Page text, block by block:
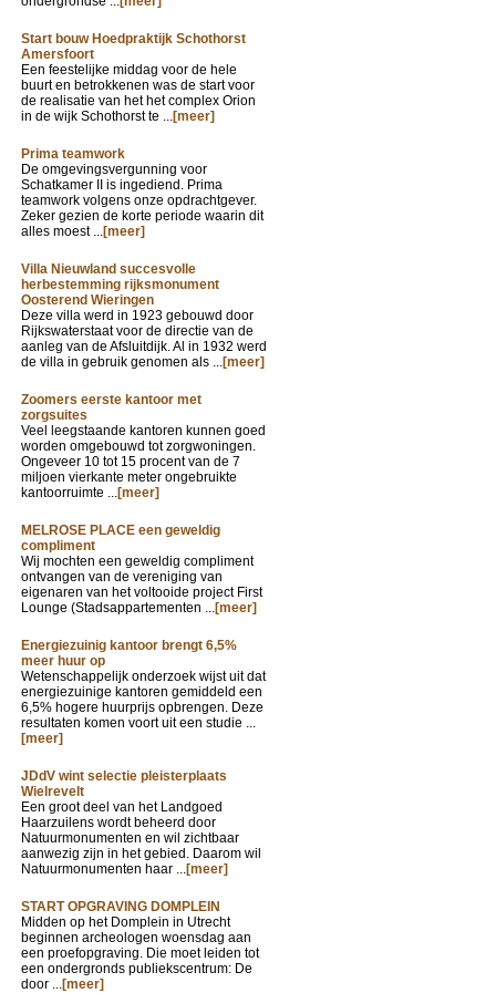
Start bouw Hoedpraktijk Schothorst
Amersfoort
Een feestelijke middag voor de hele
buurt en betrokkenen was de start voor
de realisatie van het het complex Orion
in de wijk Schothorst te ...[meer]
Prima teamwork
De omgevingsvergunning voor
Schatkamer II is ingediend. Prima
teamwork volgens onze opdrachtgever.
Zeker gezien de korte periode waarin dit
alles moest ...[meer]
Villa Nieuwland succesvolle
herbestemming rijksmonument
Oosterend Wieringen
Deze villa werd in 1923 gebouwd door
Rijkswaterstaat voor de directie van de
aanleg van de Afsluitdijk. Al in 1932 werd
de villa in gebruik genomen als ...[meer]
Zoomers eerste kantoor met
zorgsuites
Veel leegstaande kantoren kunnen goed
worden omgebouwd tot zorgwoningen.
Ongeveer 10 tot 15 procent van de 7
miljoen vierkante meter ongebruikte
kantoorruimte ...[meer]
MELROSE PLACE een geweldig
compliment
Wij mochten een geweldig compliment
ontvangen van de vereniging van
eigenaren van het voltooide project First
Lounge (Stadsappartementen ...[meer]
Energiezuinig kantoor brengt 6,5%
meer huur op
Wetenschappelijk onderzoek wijst uit dat
energiezuinige kantoren gemiddeld een
6,5% hogere huurprijs opbrengen. Deze
resultaten komen voort uit een studie ...
[meer]
JDdV wint selectie pleisterplaats
Wielrevelt
Een groot deel van het Landgoed
Haarzuilens wordt beheerd door
Natuurmonumenten en wil zichtbaar
aanwezig zijn in het gebied. Daarom wil
Natuurmonumenten haar ...[meer]
START OPGRAVING DOMPLEIN
Midden op het Domplein in Utrecht
beginnen archeologen woensdag aan
een proefopgraving. Die moet leiden tot
een ondergronds publiekscentrum: De
door ...[meer]